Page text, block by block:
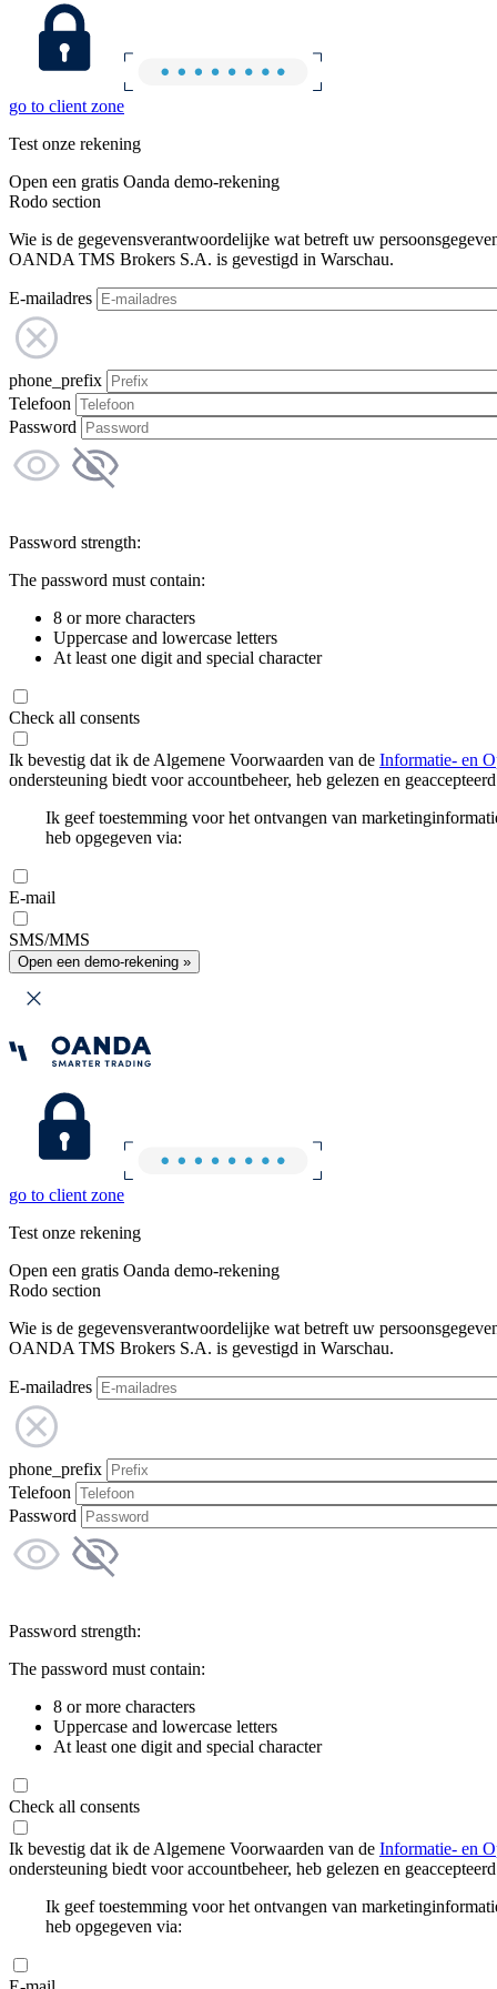
go to client zone
Test onze rekening
Open een gratis Oanda demo-rekening
Rodo section
Wie is de gegevensverantwoordelijke wat betreft uw
OANDA TMS Brokers S.A. is gevestigd in Warschau.
E-mailadres
phone_prefix
Telefoon
Password
Password strength:
The password must contain:
8 or more characters
Uppercase and lowercase letters
At least one digit and special character
Check all consents
Ik bevestig dat ik de Algemene Voorwaarden van de Informatie- en
ondersteuning biedt voor accountbeheer, heb gelezen en
Ik geef toestemming voor het ontvangen van
heb opgegeven via:
E-mail
SMS/MMS
Open een demo-rekening »
go to client zone
Test onze rekening
Open een gratis Oanda demo-rekening
Rodo section
Wie is de gegevensverantwoordelijke wat betreft uw
OANDA TMS Brokers S.A. is gevestigd in Warschau.
E-mailadres
phone_prefix
Telefoon
Password
Password strength:
The password must contain:
8 or more characters
Uppercase and lowercase letters
At least one digit and special character
Check all consents
Ik bevestig dat ik de Algemene Voorwaarden van de Informatie- en
ondersteuning biedt voor accountbeheer, heb gelezen en
Ik geef toestemming voor het ontvangen van
heb opgegeven via: